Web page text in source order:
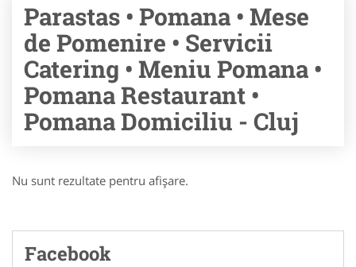
Parastas • Pomana • Mese
de Pomenire • Servicii
Catering • Meniu Pomana •
Pomana Restaurant •
Pomana Domiciliu - Cluj
Nu sunt rezultate pentru afişare.
Facebook